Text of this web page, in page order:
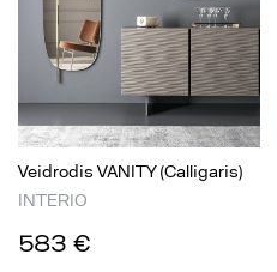
Veidrodis VANITY (Calligaris)
INTERIO
583 €